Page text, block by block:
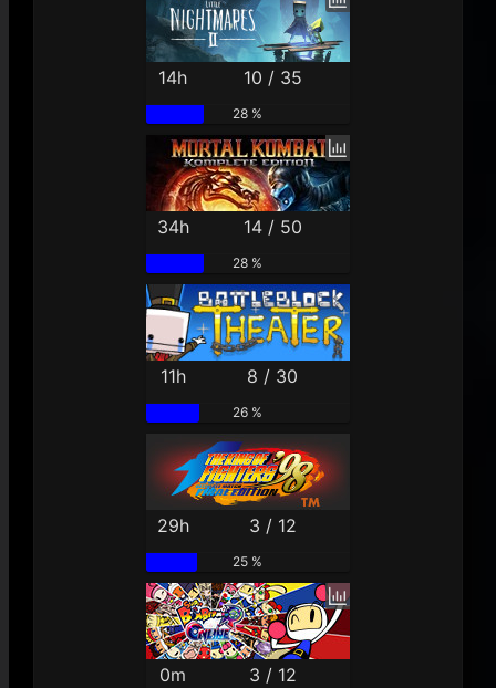
14h 10 / 35
28 %
34h 14 / 50
28 %
11h 8 / 30
26 %
29h 3 / 12
25 %
0m 3 / 12